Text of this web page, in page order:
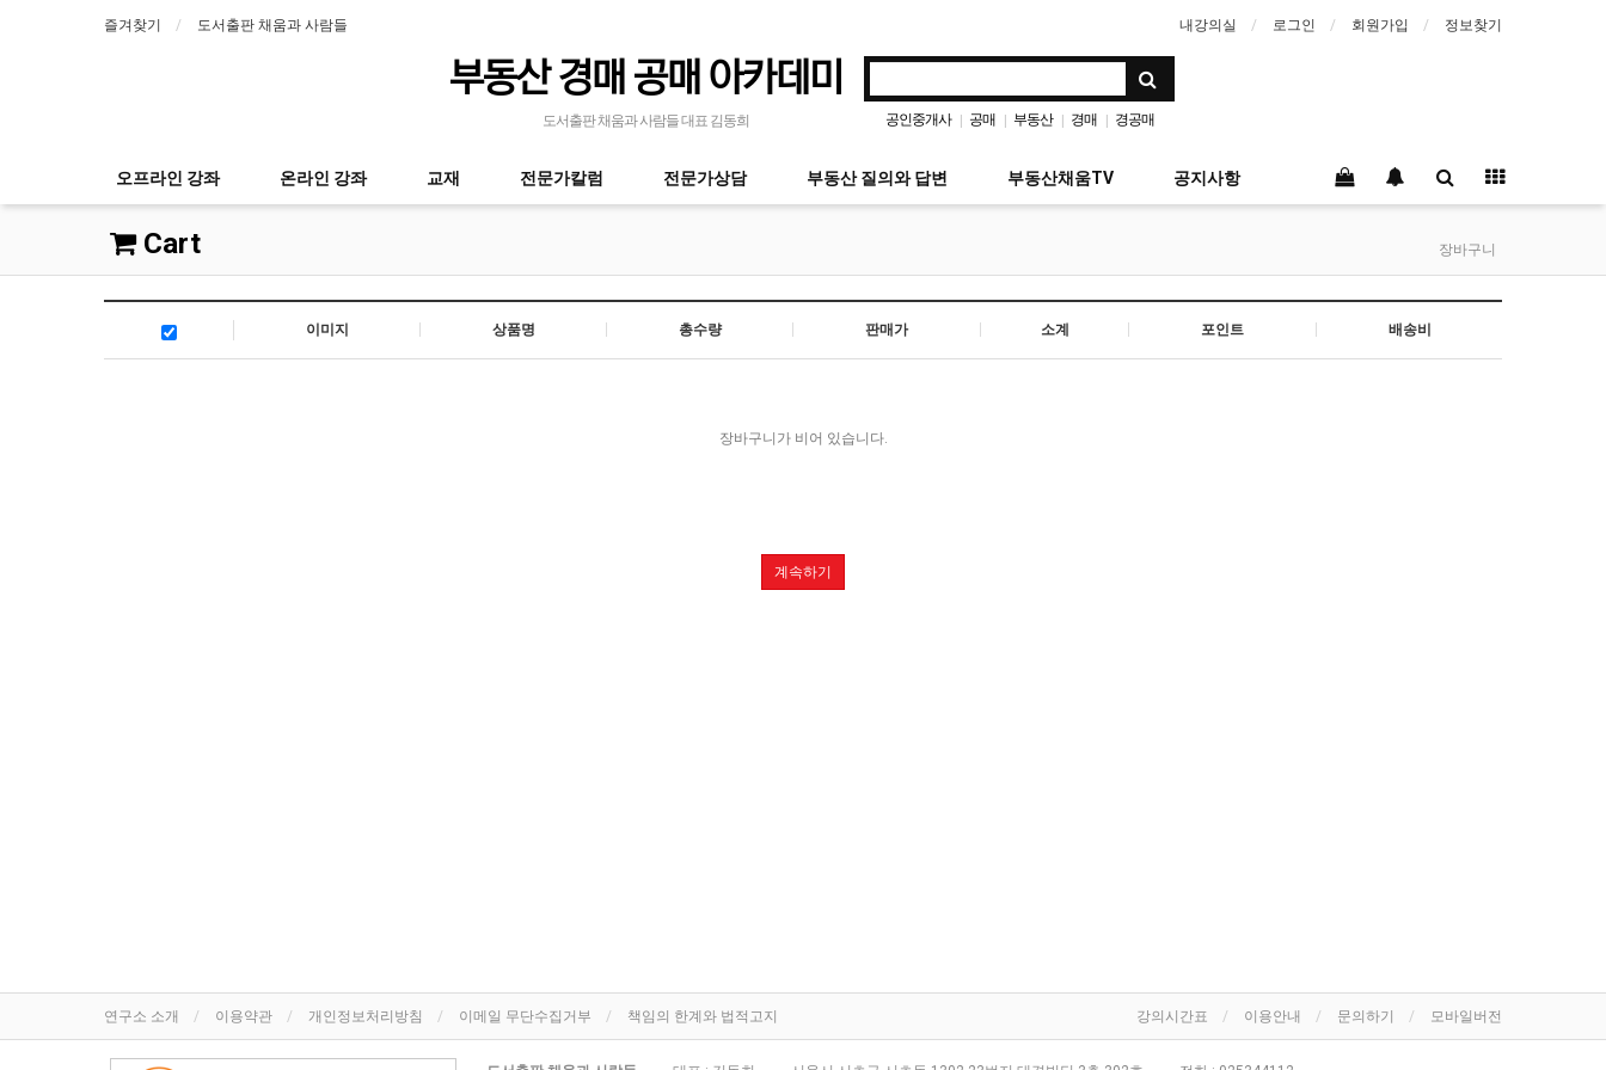
즐겨찾기 도서출판 채움과 사람들 내강의실 로그인 회원가입 정보찾기
부동산 경매 공매 아카데미
도서출판 채움과 사람들 대표 김동희 공인중개사 | 공매 | 부동산 | 경매 | 경공매
오프라인 강좌 온라인 강좌 교재 전문가칼럼 전문가상담 부동산 질의와 답변 부동산채움TV 공지사항
Cart 장바구니
이미지 상품명 총수량 판매가 소계 포인트 배송비
장바구니가 비어 있습니다.
계속하기
연구소 소개 이용약관 개인정보처리방침 이메일 무단수집거부 책임의 한계와 법적고지 강의시간표 이용안내 문의하기 모바일버전